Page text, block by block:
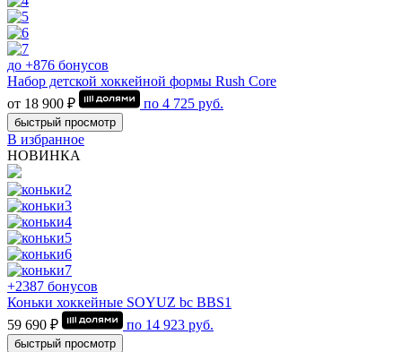
до +876 бонусов
Набор детской хоккейной формы Rush Core
от 18 900 ₽
по 4 725 руб.
быстрый просмотр
В избранное
НОВИНКА
+2387 бонусов
Коньки хоккейные SOYUZ bc BBS1
59 690 ₽
по 14 923 руб.
быстрый просмотр